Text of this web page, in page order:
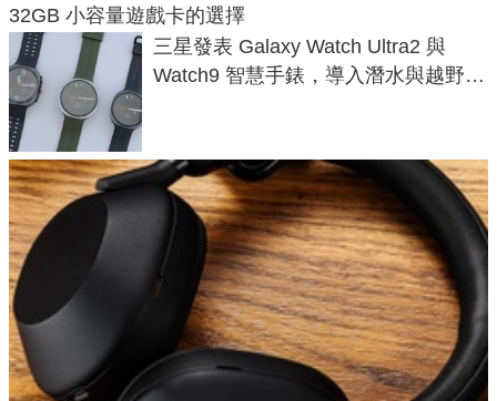
32GB 小容量遊戲卡的選擇
三星發表 Galaxy Watch Ultra2 與
Watch9 智慧手錶，導入潛水與越野跑